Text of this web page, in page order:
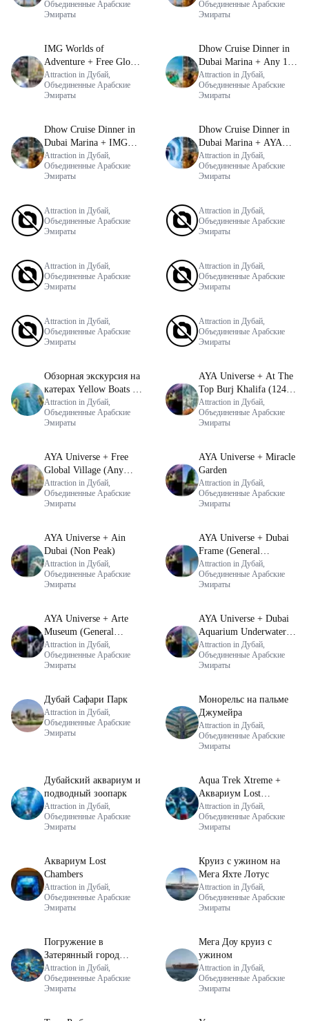
Dubai Frame (General
Admission)
Объединенные Арабские
Эмираты
Admission)
Объединенные Арабские
Эмираты
IMG Worlds of
Adventure + Free Global
Village (Any Day) +
Miracle Garden
Attraction in Дубай,
Объединенные Арабские
Эмираты
Dhow Cruise Dinner in
Dubai Marina + Any 1
Park At Dubai Parks &
Resorts With Free
Shuttle
Attraction in Дубай,
Объединенные Арабские
Эмираты
Dhow Cruise Dinner in
Dubai Marina + IMG
Worlds of Adventure
Attraction in Дубай,
Объединенные Арабские
Эмираты
Dhow Cruise Dinner in
Dubai Marina + AYA
Universe
Attraction in Дубай,
Объединенные Арабские
Эмираты
Attraction in Дубай,
Объединенные Арабские
Эмираты
Attraction in Дубай,
Объединенные Арабские
Эмираты
Attraction in Дубай,
Объединенные Арабские
Эмираты
Attraction in Дубай,
Объединенные Арабские
Эмираты
Attraction in Дубай,
Объединенные Арабские
Эмираты
Attraction in Дубай,
Объединенные Арабские
Эмираты
Обзорная экскурсия на
катерах Yellow Boats в
Дубае
Attraction in Дубай,
Объединенные Арабские
Эмираты
AYA Universe + At The
Top Burj Khalifa (124
Floor) - Non-Prime
Time
Attraction in Дубай,
Объединенные Арабские
Эмираты
AYA Universe + Free
Global Village (Any
Day)
Attraction in Дубай,
Объединенные Арабские
Эмираты
AYA Universe + Miracle
Garden
Attraction in Дубай,
Объединенные Арабские
Эмираты
AYA Universe + Ain
Dubai (Non Peak)
Attraction in Дубай,
Объединенные Арабские
Эмираты
AYA Universe + Dubai
Frame (General
Admission)
Attraction in Дубай,
Объединенные Арабские
Эмираты
AYA Universe + Arte
Museum (General
Admission)
Attraction in Дубай,
Объединенные Арабские
Эмираты
AYA Universe + Dubai
Aquarium Underwater
Zoo (Silver Pass)
Attraction in Дубай,
Объединенные Арабские
Эмираты
Дубай Сафари Парк
Attraction in Дубай,
Объединенные Арабские
Эмираты
Монорельс на пальме
Джумейра
Attraction in Дубай,
Объединенные Арабские
Эмираты
Дубайский аквариум и
подводный зоопарк
Attraction in Дубай,
Объединенные Арабские
Эмираты
Aqua Trek Xtreme +
Аквариум Lost
Chambers
Attraction in Дубай,
Объединенные Арабские
Эмираты
Аквариум Lost
Chambers
Attraction in Дубай,
Объединенные Арабские
Эмираты
Круиз с ужином на
Мега Яхте Лотус
Attraction in Дубай,
Объединенные Арабские
Эмираты
Погружение в
Затерянный город
Атлантиды + Аквариум
Lost Chambers
Attraction in Дубай,
Объединенные Арабские
Эмираты
Мега Доу круиз с
ужином
Attraction in Дубай,
Объединенные Арабские
Эмираты